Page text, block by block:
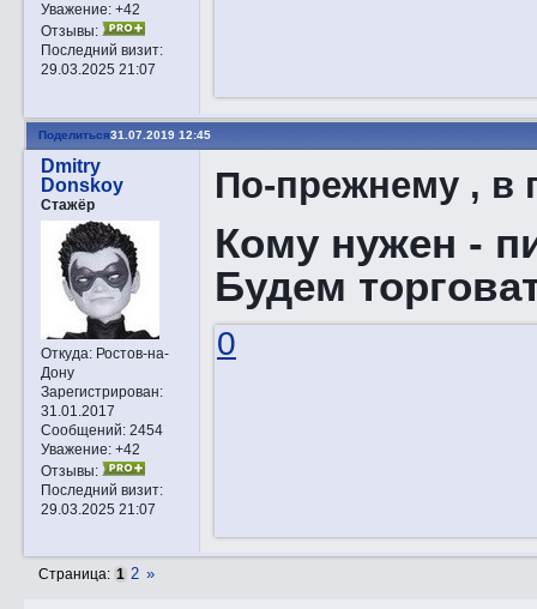
Уважение: +42
Отзывы:
Последний визит:
29.03.2025 21:07
Поделиться31.07.2019 12:45
Dmitry
Donskoy
Стажёр
Откуда:Ростов-на-
Дону
Зарегистрирован:
31.01.2017
Сообщений:2454
Уважение: +42
Отзывы:
Последний визит:
29.03.2025 21:07
По-прежнему , в
Кому нужен -
Будем
0
Страница: 1 2 »